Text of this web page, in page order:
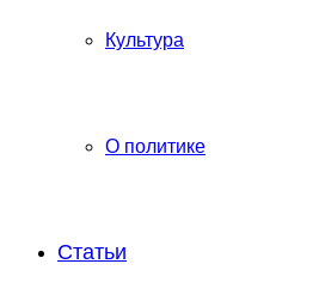
Культура
О политике
Статьи